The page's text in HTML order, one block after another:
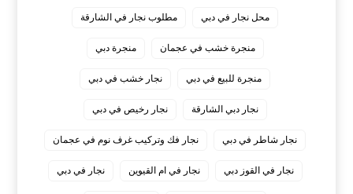
محل نجار في دبي مطلوب نجار في الشارقة
منجرة خشب في عجمان منجرة دبي
منجرة للبيع في دبي نجار خشب في دبي
نجار دبي الشارقة نجار رخيص في دبي
نجار شاطر في دبي نجار فك وتركيب غرف نوم في عجمان
نجار في القوز دبي نجار في ام القيوين نجار في دبي